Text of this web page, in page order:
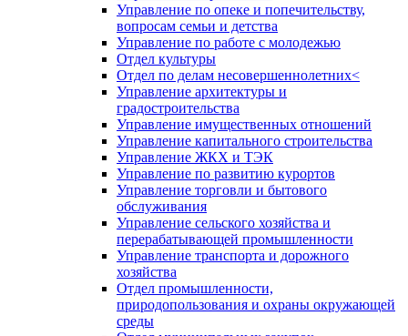
Управление по опеке и попечительству,
вопросам семьи и детства
Управление по работе с молодежью
Отдел культуры
Отдел по делам несовершеннолетних<
Управление архитектуры и
градостроительства
Управление имущественных отношений
Управление капитального строительства
Управление ЖКХ и ТЭК
Управление по развитию курортов
Управление торговли и бытового
обслуживания
Управление сельского хозяйства и
перерабатывающей промышленности
Управление транспорта и дорожного
хозяйства
Отдел промышленности,
природопользования и охраны окружающей
среды